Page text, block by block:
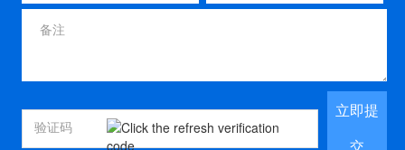
立即提